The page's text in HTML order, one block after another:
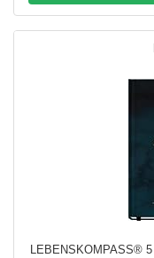
LEBENSKOMPASS®